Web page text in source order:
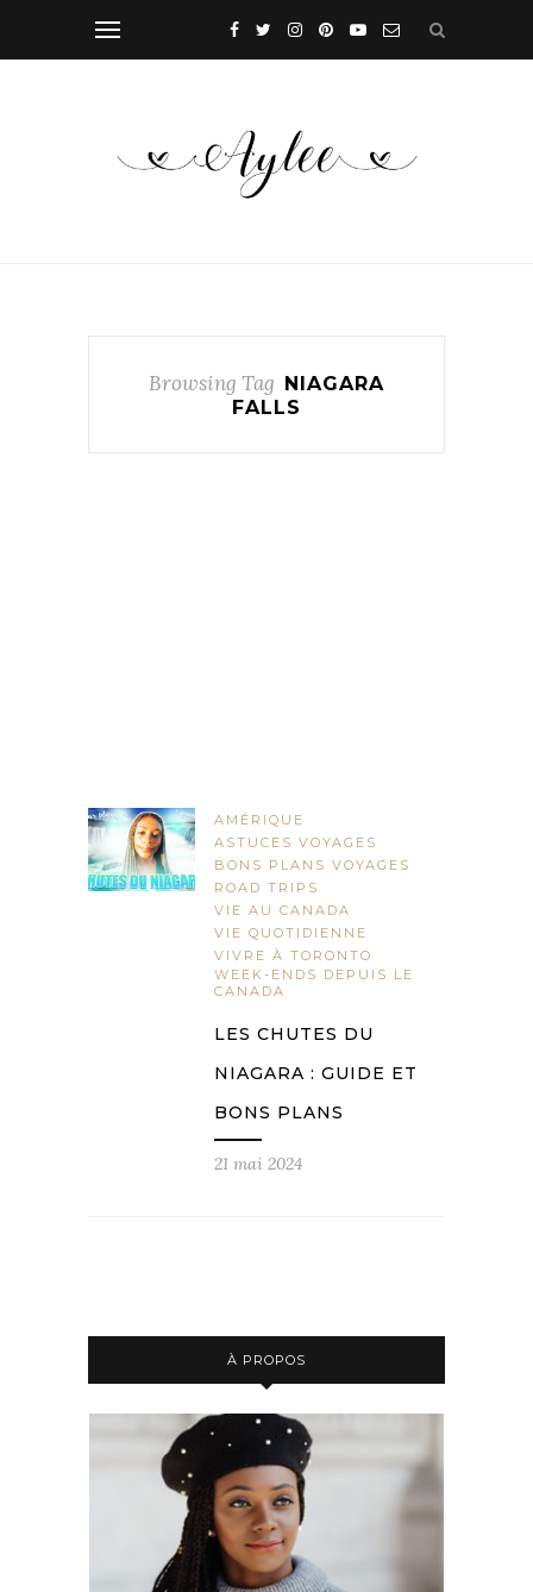
Browsing Tag
NIAGARA
FALLS
AMÉRIQUE
ASTUCES VOYAGES
BONS PLANS VOYAGES
ROAD TRIPS
VIE AU CANADA
VIE QUOTIDIENNE
VIVRE À TORONTO
WEEK-ENDS DEPUIS LE
CANADA
LES CHUTES DU
NIAGARA : GUIDE ET
BONS PLANS
21 mai 2024
À PROPOS